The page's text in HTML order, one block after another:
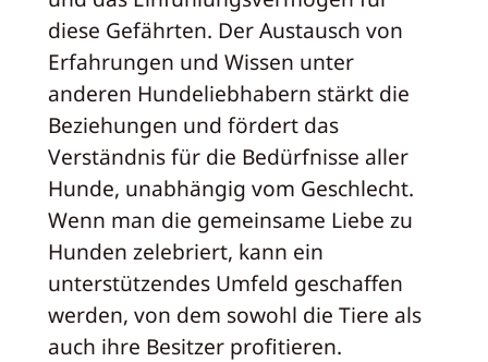
diese Gefährten. Der Austausch von
Erfahrungen und Wissen unter
anderen Hundeliebhabern stärkt die
Beziehungen und fördert das
Verständnis für die Bedürfnisse aller
Hunde, unabhängig vom Geschlecht.
Wenn man die gemeinsame Liebe zu
Hunden zelebriert, kann ein
unterstützendes Umfeld geschaffen
werden, von dem sowohl die Tiere als
auch ihre Besitzer profitieren.